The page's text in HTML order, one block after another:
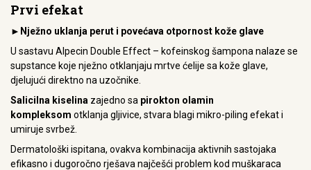
Prvi efekat
►Nježno uklanja perut i povećava otpornost kože glave
U sastavu Alpecin Double Effect – kofeinskog šampona nalaze se
supstance koje nježno otklanjaju mrtve ćelije sa kože glave,
djelujući direktno na uzočnike.
Salicilna kiselina zajedno sa pirokton olamin
kompleksom otklanja gljivice, stvara blagi mikro-piling efekat i
umiruje svrbež.
Dermatološki ispitana, ovakva kombinacija aktivnih sastojaka
efikasno i dugoročno rješava najčešći problem kod muškaraca